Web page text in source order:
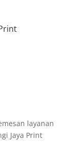
layanan
Jaya Print